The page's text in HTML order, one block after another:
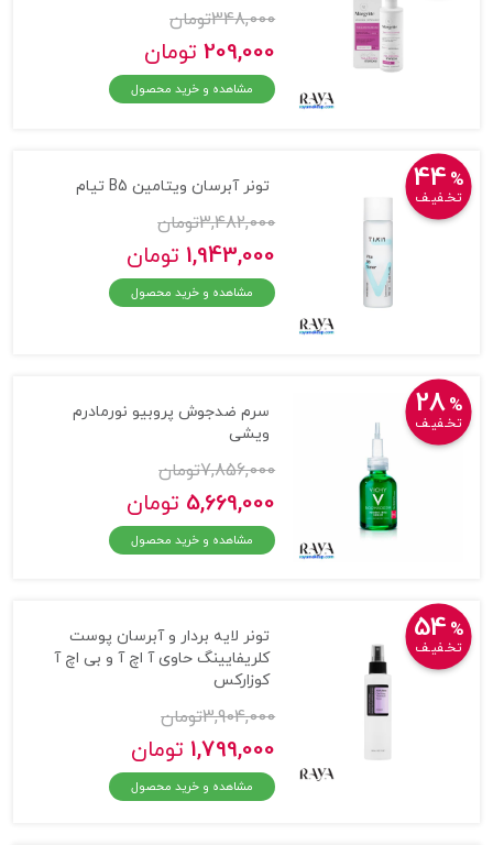
348,000تومان
209,000 تومان
مشاهده و خرید محصول
44 %
تخـفیـف
تونر آبرسان ویتامین B5 تیام
3,482,000تومان
1,943,000 تومان
مشاهده و خرید محصول
28%
تخـفیـف
سرم ضدجوش پروبیو نورمادرم
ویشی
7,856,000تومان
5,669,000 تومان
مشاهده و خرید محصول
54 %
تخـفیـف
تونر لایه بردار و آبرسان پوست
کلریفایینگ حاوی آ اچ آ و بی اچ آ
کوزارکس
3,904,000تومان
1,799,000 تومان
مشاهده و خرید محصول